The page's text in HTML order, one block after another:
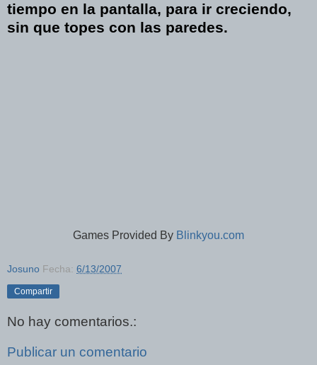
tiempo en la pantalla, para ir creciendo,
sin que topes con las paredes.
Games Provided By Blinkyou.com
Josuno Fecha: 6/13/2007
Compartir
No hay comentarios.:
Publicar un comentario